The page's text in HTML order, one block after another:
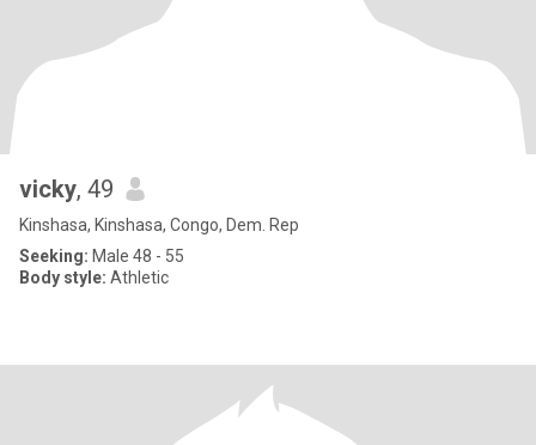
vicky, 49
Kinshasa, Kinshasa, Congo, Dem. Rep
Seeking: Male 48 - 55
Body style: Athletic